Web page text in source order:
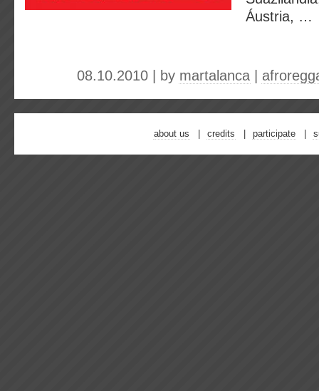
Áustria, …
08.10.2010 | by martalanca
about us credits participate